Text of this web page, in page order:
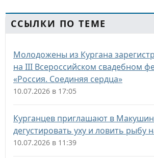
ССЫЛКИ ПО ТЕМЕ
Молодожены из Кургана
на III Всероссийском свадебном
«Россия. Соединяя сердца»
10.07.2026 в 17:05
Курганцев приглашают в
дегустировать уху и ловить рыбу
10.07.2026 в 11:39